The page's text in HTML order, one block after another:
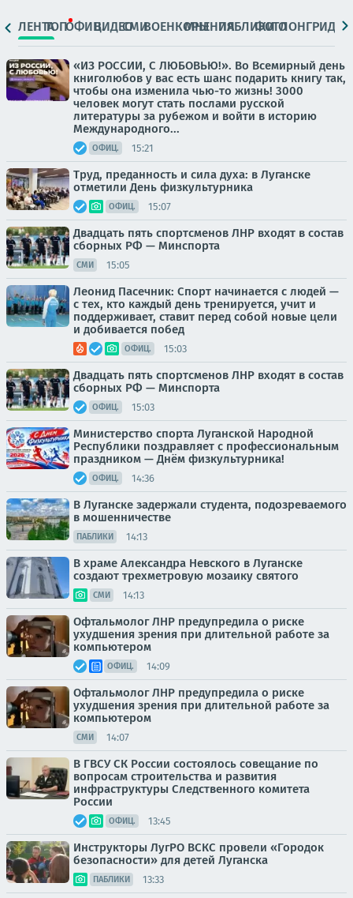
ЛЕНТАТОПОФИЦ.ВИДЕОСМИВОЕНКОРЫМНЕНИЯПАБЛИКИ
ФОТОЛОНГРИДЫ
«ИЗ РОССИИ, С ЛЮБОВЬЮ!». Во Всемирный день
книголюбов у вас есть шанс подарить книгу так,
чтобы она изменила чью-то жизнь! 3000
человек могут стать послами русской
литературы за рубежом и войти в историю
Международного...
ОФИЦ. 15:21
Труд, преданность и сила духа: в Луганске
отметили День физкультурника
ОФИЦ. 15:07
Двадцать пять спортсменов ЛНР входят в состав
сборных РФ — Минспорта
СМИ 15:05
Леонид Пасечник: Спорт начинается с людей —
с тех, кто каждый день тренируется, учит и
поддерживает, ставит перед собой новые цели
и добивается побед
ОФИЦ. 15:03
Двадцать пять спортсменов ЛНР входят в состав
сборных РФ — Минспорта
ОФИЦ. 15:03
Министерство спорта Луганской Народной
Республики поздравляет с профессиональным
праздником — Днём физкультурника!
ОФИЦ. 14:36
В Луганске задержали студента, подозреваемого
в мошенничестве
ПАБЛИКИ 14:13
В храме Александра Невского в Луганске
создают трехметровую мозаику святого
СМИ 14:13
Офтальмолог ЛНР предупредила о риске
ухудшения зрения при длительной работе за
компьютером
ОФИЦ. 14:09
Офтальмолог ЛНР предупредила о риске
ухудшения зрения при длительной работе за
компьютером
СМИ 14:07
В ГВСУ СК России состоялось совещание по
вопросам строительства и развития
инфраструктуры Следственного комитета
России
ОФИЦ. 13:45
Инструкторы ЛугРО ВСКС провели «Городок
безопасности» для детей Луганска
ПАБЛИКИ 13:33